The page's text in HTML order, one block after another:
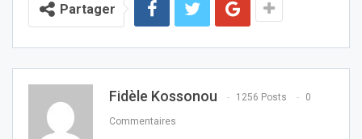
Partager
Fidèle Kossonou 1256 Posts 0
Commentaires